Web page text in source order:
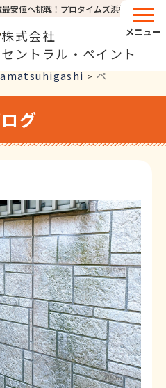
安値へ挑戦！プロタイムズ浜松東店
株式会社
セントラル・ペイント
メニュー
> ペ
グ